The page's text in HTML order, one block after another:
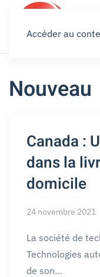
Accéder au
Nouveau
Canada :
dans la
domicile
24 novembre 2021
La société de
Technologies
de son…